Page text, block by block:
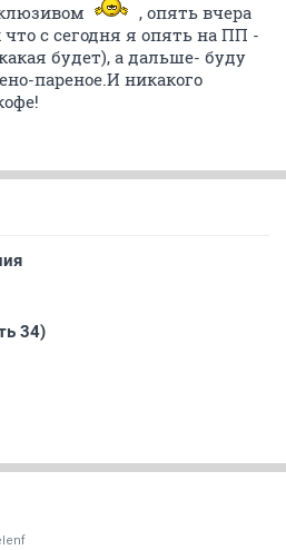
, опять вчера
с сегодня я опять на ПП -
будет), а дальше- буду
пареное.И никакого
34)